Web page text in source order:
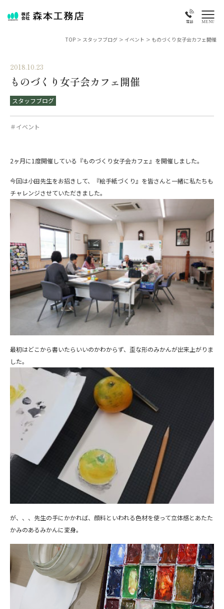
電話 MENU
TOP > スタッフブログ > イベント > ものづくり女子会カフェ開催
2018.10.23
ものづくり女子会カフェ開催
スタッフブログ
＃イベント
2ヶ月に1度開催している『ものづくり女子会カフェ』を開催しました。
今回は小田先生をお招きして、『絵手紙づくり』を皆さんと一緒に私たちも
チャレンジさせていただきました。
最初はどこから書いたらいいのかわからず、歪な形のみかんが出来上がりま
した。
が、、、先生の手にかかれば、顔料といわれる色材を使って立体感とあたた
かみのあるみかんに変身。